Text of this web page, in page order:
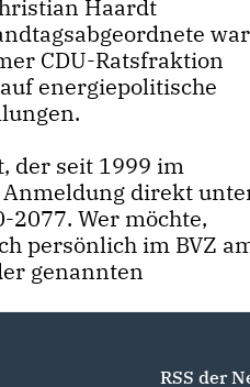
Haardt
war
CDU-Ratsfraktion
energiepolitische
der seit 1999 im
Anmeldung direkt
2077. Wer möchte,
persönlich im BVZ
genannten
RSS der